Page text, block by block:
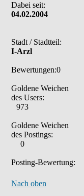
Dabei seit:
04.02.2004
Stadt / Stadtteil:
I-Arzl
Bewertungen:0
Goldene Weichen
des Users:
973
Goldene Weichen
des Postings:
0
Posting-Bewertung:
Nach oben